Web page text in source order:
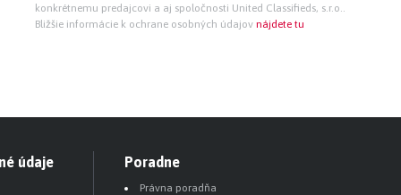
služby pri predaji, kúpe alebo prenájme
konkrétnemu predajcovi a aj spoločnosti United Classifieds, s.r.o..
Bližšie informácie k ochrane osobných údajov nájdete tu
údaje Poradne
Právna poradňa